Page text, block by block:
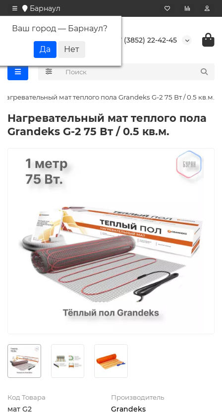
Барнаул
Ваш город — Барнаул?
+7 (3852) 22-42-45
Нагревательный мат теплого пола Grandeks G-2 75 Вт / 0.5 кв.м.
Нагревательный мат теплого пола
Grandeks G-2 75 Вт / 0.5 кв.м.
Код Товара
мат G2
Производитель
Grandeks